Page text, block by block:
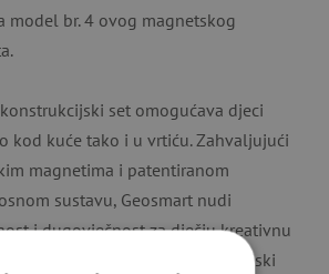
model br. 4 ovog magnetskog
set omogućava djeci
kod kuće tako i u vrtiću. Zahvaljujući
magnetima i patentiranom
sustavu, Geosmart nudi
i dugovječnost za dječju kreativnu
su kompatibilni. Konstrukcijski